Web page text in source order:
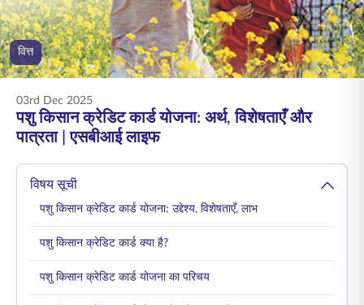
ENGLISH
ऑनलाइन खरीदें प्रीमियम भुगतान करें
वित्त
03rd Dec 2025
पशु किसान क्रेडिट कार्ड योजना: अर्थ, विशेषताएँ और
पात्रता | एसबीआई लाइफ
विषय सूची
पशु किसान क्रेडिट कार्ड योजना: उद्देश्य, विशेषताएँ, लाभ
पशु किसान क्रेडिट कार्ड क्या है?
पशु किसान क्रेडिट कार्ड योजना का परिचय